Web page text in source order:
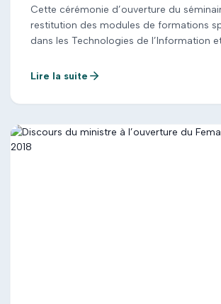
Cette cérémonie d’ouverture du
restitution des modules de formations
dans les Technologies de l’Information
pour le Ministère des Postes et de
parcours, un bilan des initiatives qui ont
Lire la suite